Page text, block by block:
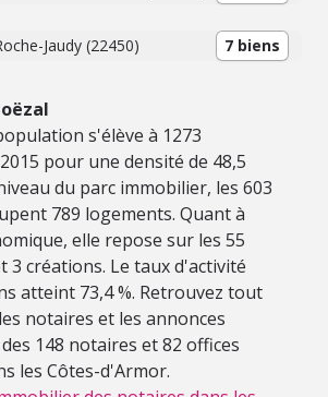
Jaudy (22450) 7 biens
s'élève à 1273
pour une densité de 48,5
du parc immobilier, les 603
789 logements. Quant à
elle repose sur les 55
3 créations. Le taux d'activité
atteint 73,4 %. Retrouvez tout
notaires et les annonces
148 notaires et 82 offices
les Côtes-d'Armor.